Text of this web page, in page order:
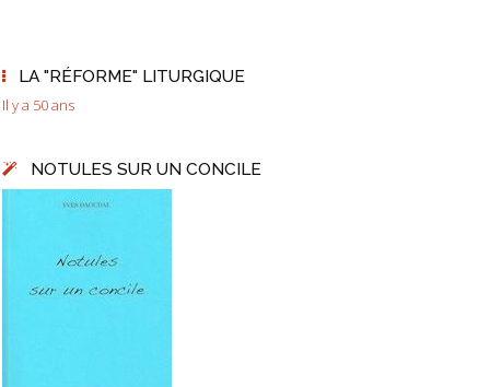
LA "RÉFORME" LITURGIQUE
Il y a 50 ans
NOTULES SUR UN CONCILE